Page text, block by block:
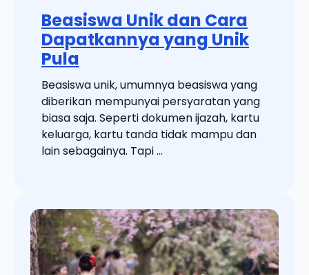
Beasiswa Unik dan Cara
Dapatkannya yang Unik
Pula
Beasiswa unik, umumnya beasiswa yang
diberikan mempunyai persyaratan yang
biasa saja. Seperti dokumen ijazah, kartu
keluarga, kartu tanda tidak mampu dan
lain sebagainya. Tapi ...